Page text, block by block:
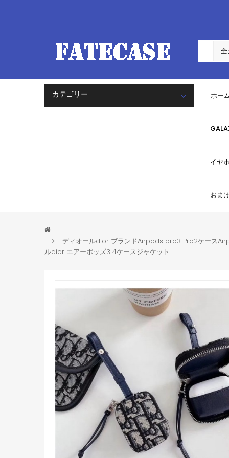
カテゴリー ホー
イヤ
おま
ディオールdior ブランドAirpods pro3 Pro2ケース
ルdior エアーポッズ3 4ケースジャケット